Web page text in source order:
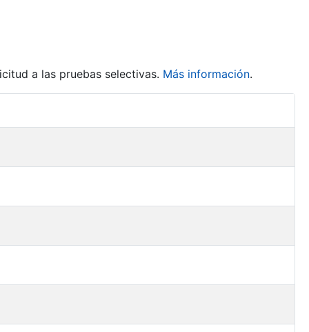
a las pruebas selectivas. Más información.